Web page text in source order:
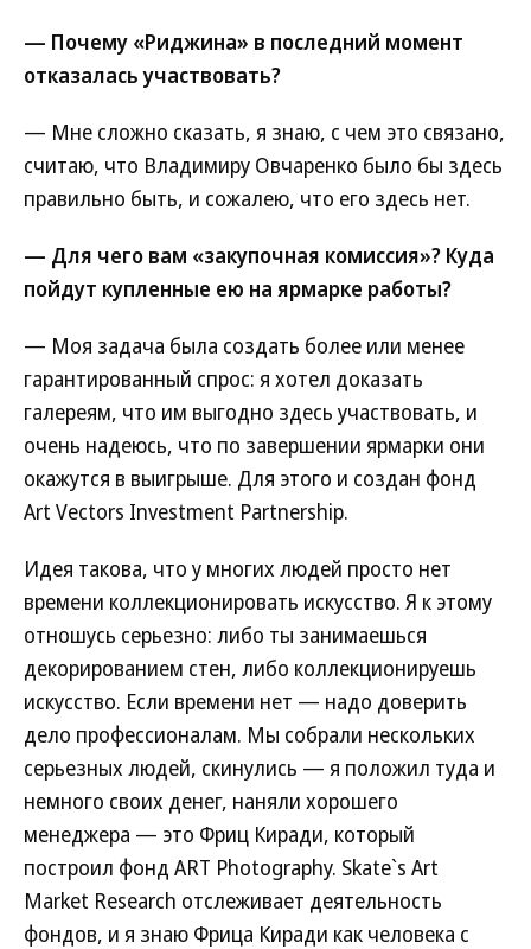
— Почему «Риджина» в последний момент
отказалась участвовать?
— Мне сложно сказать, я знаю, с чем это связано,
считаю, что Владимиру Овчаренко было бы здесь
правильно быть, и сожалею, что его здесь нет.
— Для чего вам «закупочная комиссия»? Куда
пойдут купленные ею на ярмарке работы?
— Моя задача была создать более или менее
гарантированный спрос: я хотел доказать
галереям, что им выгодно здесь участвовать, и
очень надеюсь, что по завершении ярмарки они
окажутся в выигрыше. Для этого и создан фонд
Art Vectors Investment Partnership.
Идея такова, что у многих людей просто нет
времени коллекционировать искусство. Я к этому
отношусь серьезно: либо ты занимаешься
декорированием стен, либо коллекционируешь
искусство. Если времени нет — надо доверить
дело профессионалам. Мы собрали нескольких
серьезных людей, скинулись — я положил туда и
немного своих денег, наняли хорошего
менеджера — это Фриц Киради, который
построил фонд ART Photography. Skate`s Art
Market Research отслеживает деятельность
фондов, и я знаю Фрица Киради как человека с